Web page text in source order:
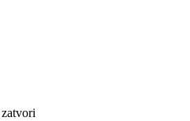
zatvori